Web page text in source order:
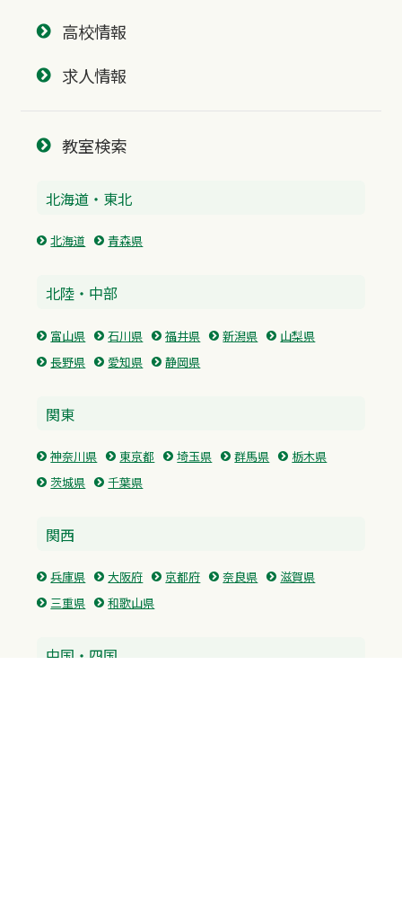
高校情報
求人情報
教室検索
北海道・東北
北海道 青森県
北陸・中部
富山県 石川県 福井県 新潟県
山梨県
長野県
愛知県 静岡県
関東
神奈川県 東京都 埼玉県 群馬県
栃木県
茨城県
千葉県
関西
兵庫県 大阪府 京都府 奈良県
滋賀県
三重県
和歌山県
中国・四国